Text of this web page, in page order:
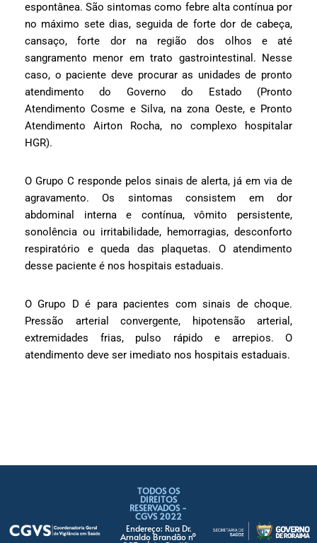
espontânea. São sintomas como febre alta contínua por
no máximo sete dias, seguida de forte dor de cabeça,
cansaço, forte dor na região dos olhos e até
sangramento menor em trato gastrointestinal. Nesse
caso, o paciente deve procurar as unidades de pronto
atendimento do Governo do Estado (Pronto
Atendimento Cosme e Silva, na zona Oeste, e Pronto
Atendimento Airton Rocha, no complexo hospitalar
HGR).
O Grupo C responde pelos sinais de alerta, já em via de
agravamento. Os sintomas consistem em dor
abdominal interna e contínua, vômito persistente,
sonolência ou irritabilidade, hemorragias, desconforto
respiratório e queda das plaquetas. O atendimento
desse paciente é nos hospitais estaduais.
O Grupo D é para pacientes com sinais de choque.
Pressão arterial convergente, hipotensão arterial,
extremidades frias, pulso rápido e arrepios. O
atendimento deve ser imediato nos hospitais estaduais.
TODOS OS
DIREITOS
RESERVADOS -
CGVS 2022
Endereço: Rua Dr.
Arnaldo Brandão nº